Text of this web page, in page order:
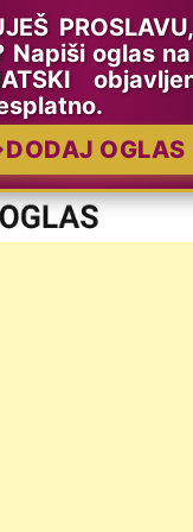
Napiši oglas
DODAJ OGLAS